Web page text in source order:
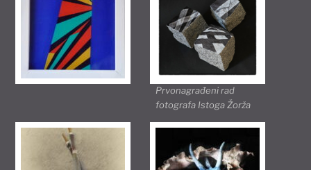
Prvonagrađeni rad
fotografa Istoga Žorža